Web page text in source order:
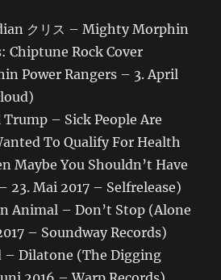
クリス – Mighty Morphin
Chiptune Rock Cover
Power Rangers – 3. April
– Sick People Are
To Qualify For Health
Maybe You Shouldn’t Have
23. Mai 2017 – Selfrelease)
Animal – Don’t Stop (Alone
– Soundway Records)
– Dilatone (The Digging